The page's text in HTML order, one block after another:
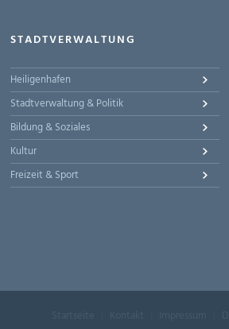
STADTVERWALTUNG
Heiligenhafen
Stadtverwaltung & Politik
Bildung & Soziales
Kultur
Freizeit & Sport